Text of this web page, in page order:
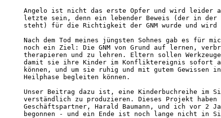
Angelo ist nicht das erste Opfer und wird leider
letzte sein, denn ein lebender Beweis (der in
steht) für die Richtigkeit der GNM wurde und wird
Nach dem Tod meines jüngsten Sohnes gab es für
noch ein Ziel: Die GNM von Grund auf lernen,
therapieren und zu lehren. Eltern sollen Werkzeuge
damit sie ihre Kinder im Konfliktereignis sofort
können, und um sie ruhig und mit gutem Gewissen
Heilphase begleiten können.
Unser Beitrag dazu ist, eine Kinderbuchreihe im
verständlich zu produzieren. Dieses Projekt haben
Geschäftspartner, Harald Baumann, und ich vor 2
begonnen - und ein Ende ist noch lange nicht in